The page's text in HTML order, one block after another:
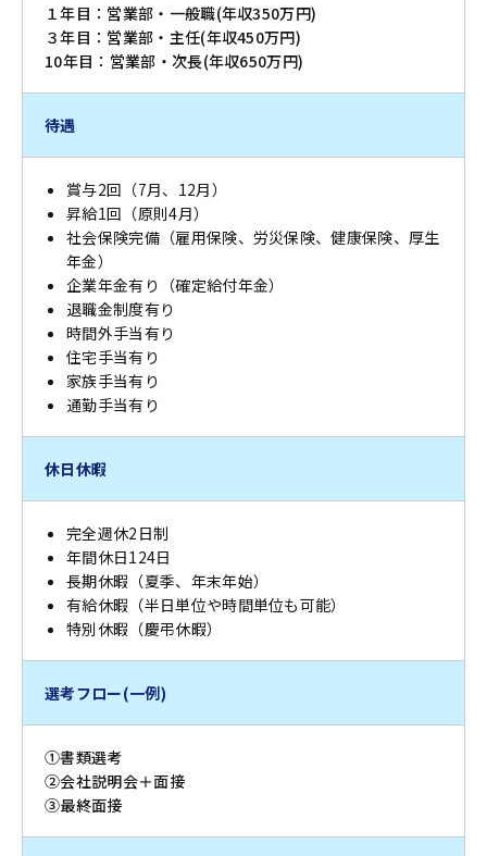
１年目：営業部・一般職(年収350万円)
３年目：営業部・主任(年収450万円)
10年目：営業部・次長(年収650万円)
待遇
賞与2回（7月、12月）
昇給1回（原則4月）
社会保険完備（雇用保険、労災保険、健康保険、厚生
年金）
企業年金有り（確定給付年金）
退職金制度有り
時間外手当有り
住宅手当有り
家族手当有り
通勤手当有り
休日休暇
完全週休2日制
年間休日124日
長期休暇（夏季、年末年始）
有給休暇（半日単位や時間単位も可能）
特別休暇（慶弔休暇）
選考フロー(一例)
①書類選考
②会社説明会＋面接
③最終面接